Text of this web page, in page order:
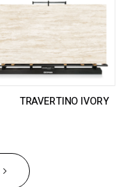
TRAVERTINO IVORY